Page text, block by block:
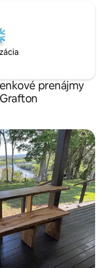
prenájmy